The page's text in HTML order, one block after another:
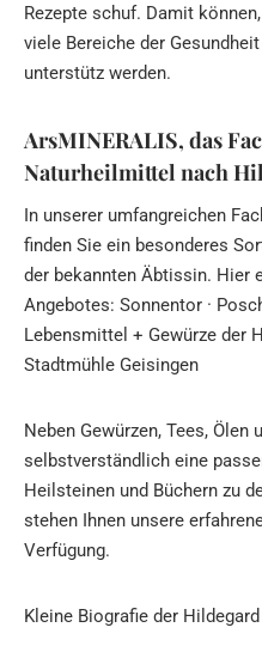
Rezepte schuf. Damit
viele Bereiche der
unterstütz werden.
ArsMINERALIS, das
Naturheilmittel nach
In unserer umfangreichen
finden Sie ein besonderes
der bekannten Äbtissin. Hier
Angebotes: Sonnentor ·
Lebensmittel + Gewürze der
Stadtmühle Geisingen
Neben Gewürzen, Tees,
selbstverständlich eine
Heilsteinen und Büchern zu
stehen Ihnen unsere
Verfügung.
Kleine Biografie der